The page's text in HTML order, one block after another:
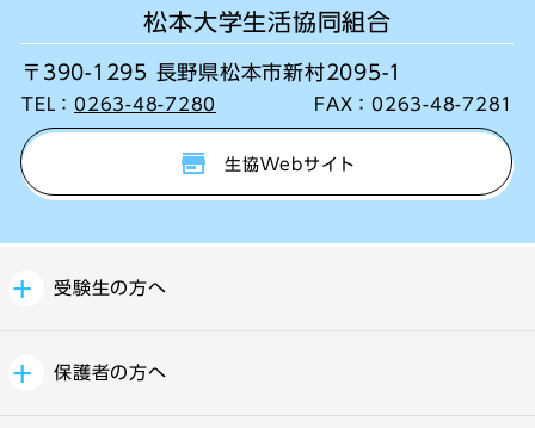
松本大学生活協同組合
〒390-1295 長野県松本市新村2095-1
TEL： 0263-48-7280 FAX： 0263-48-7281
生協Webサイト
受験生の方へ
保護者の方へ